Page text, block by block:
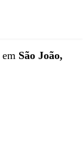
em São João,